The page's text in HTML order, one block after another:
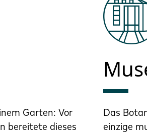
Garten: Vor
bereitete dieses
Das
einzige